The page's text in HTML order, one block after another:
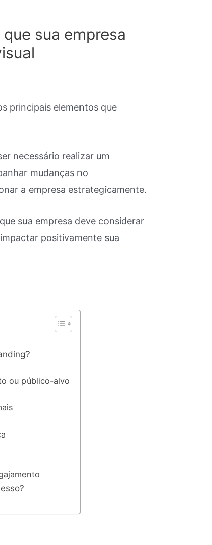
sua empresa
principais elementos que
necessário realizar um
mudanças no
a empresa estrategicamente.
sua empresa deve considerar
positivamente sua
ou público-alvo